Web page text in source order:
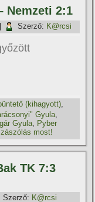
Nemzeti 2:1
Szerző: K@rcsi
(kihagyott),
Gyula
Gyula Pyber
most!
TK 7:3
Szerző: K@rcsi